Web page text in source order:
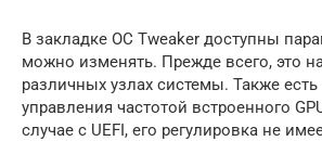
В закладке OC Tweaker доступны
можно изменять. Прежде всего, это
различных узлах системы. Также
управления частотой встроенного
случае с UEFI, его регулировка не